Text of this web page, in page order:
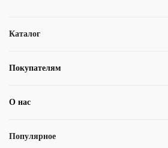
Каталог
Покупателям
О нас
Популярное